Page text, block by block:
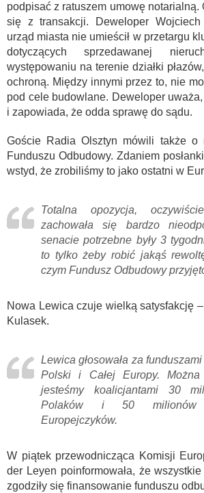
podpisać z ratuszem umowę notarialną.
się z transakcji. Deweloper
urząd miasta nie umieścił w przetargu
dotyczących sprzedawanej
występowaniu na terenie działki
ochroną. Między innymi przez to, nie
pod cele budowlane. Deweloper
i zapowiada, że odda sprawę do sądu.
Goście Radia Olsztyn mówili także o
Funduszu Odbudowy. Zdaniem
wstyd, że zrobiliśmy to jako ostatni w
Totalna opozycja,
zachowała się bardzo
senacie potrzebne były 3
to tylko żeby robić jakąś
czym Fundusz Odbudowy
Nowa Lewica czuje wielką satysfakcję –
Kulasek.
Lewica głosowała za
Polski i Całej Europy.
jesteśmy koalicjantami 30
Polaków i 50 milionów
Europejczyków.
W piątek przewodnicząca Komisji
der Leyen poinformowała, że
zgodziły się finansowanie funduszu